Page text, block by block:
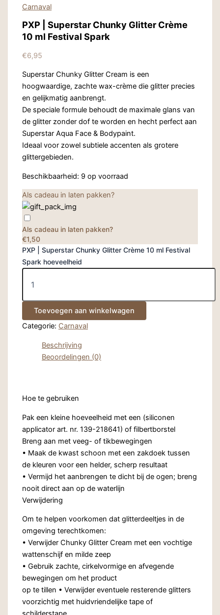
Carnaval
PXP | Superstar Chunky Glitter Crème
10 ml Festival Spark
€6,95
Superstar Chunky Glitter Cream is een
hoogwaardige, zachte wax-crème die glitter precies
en gelijkmatig aanbrengt.
De speciale formule behoudt de maximale glans van
de glitter zonder dof te worden en hecht perfect aan
Superstar Aqua Face & Bodypaint.
Ideaal voor zowel subtiele accenten als grotere
glittergebieden.
Beschikbaarheid: 9 op voorraad
Als cadeau in laten pakken?
Als cadeau in laten pakken?
€1,50
PXP | Superstar Chunky Glitter Crème 10 ml Festival
Spark hoeveelheid
Toevoegen aan winkelwagen
Categorie: Carnaval
Beschrijving
Beoordelingen (0)
Hoe te gebruiken
Pak een kleine hoeveelheid met een (siliconen
applicator art. nr. 139-218641) of filbertborstel
Breng aan met veeg- of tikbewegingen
• Maak de kwast schoon met een zakdoek tussen
de kleuren voor een helder, scherp resultaat
• Vermijd het aanbrengen te dicht bij de ogen; breng
nooit direct aan op de waterlijn
Verwijdering
Om te helpen voorkomen dat glitterdeeltjes in de
omgeving terechtkomen:
• Verwijder Chunky Glitter Cream met een vochtige
wattenschijf en milde zeep
• Gebruik zachte, cirkelvormige en afvegende
bewegingen om het product
op te tillen • Verwijder eventuele resterende glitters
voorzichtig met huidvriendelijke tape of